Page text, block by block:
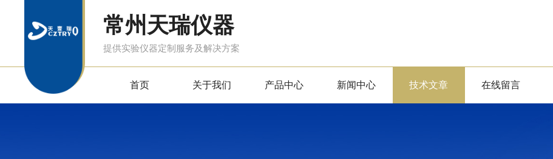
常州天瑞仪器
提供实验仪器定制服务及解决方案
首页 关于我们 产品中心 新闻中心 技术文章 在线留言